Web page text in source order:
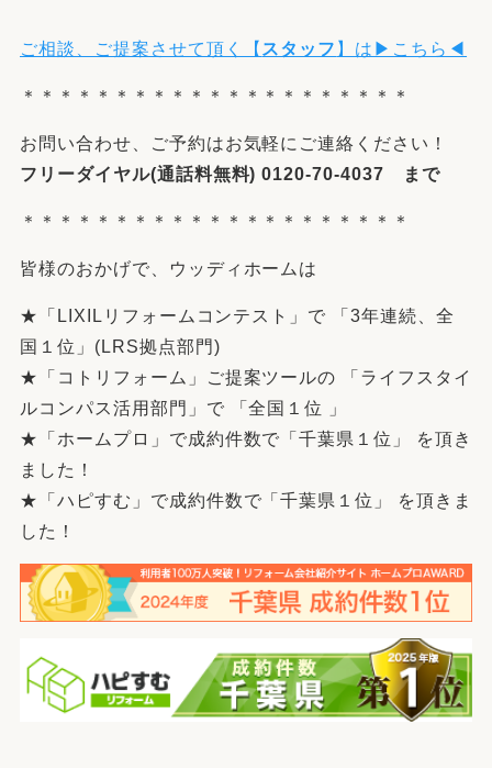
ご相談、ご提案させて頂く【 スタッフ 】は▶こちら◀
＊＊＊＊＊＊＊＊＊＊＊＊＊＊＊＊＊＊＊＊＊
お問い合わせ、ご予約はお気軽にご連絡ください！
フリーダイヤル(通話料無料) 0120-70-4037 まで
＊＊＊＊＊＊＊＊＊＊＊＊＊＊＊＊＊＊＊＊＊
皆様のおかげで、ウッディホームは
★
「LIXILリフォームコンテスト」で 「3年連続、全
国１位」(LRS拠点部門)
★「コトリフォーム」ご提案ツールの 「ライフスタイ
ルコンパス活用部門」で 「全国１位 」
★「ホームプロ」で成約件数で「千葉県１位」 を頂き
ました！
★「ハピすむ」で成約件数で「千葉県１位」 を頂きま
した！